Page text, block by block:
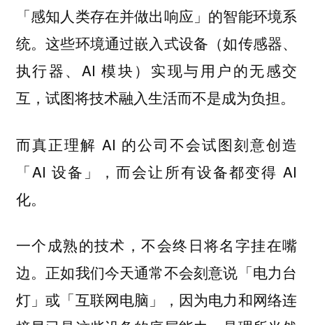
「感知人类存在并做出响应」的智能环境系
统。这些环境通过嵌入式设备（如传感器、
执行器、AI 模块）实现与用户的无感交
互，试图将技术融入生活而不是成为负担。
而真正理解 AI 的公司不会试图刻意创造
「AI 设备」，而会让所有设备都变得 AI
化。
一个成熟的技术，不会终日将名字挂在嘴
边。正如我们今天通常不会刻意说「电力台
灯」或「互联网电脑」，因为电力和网络连